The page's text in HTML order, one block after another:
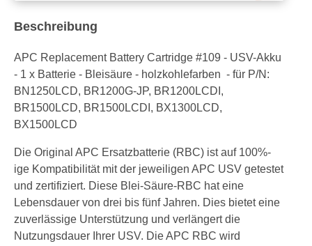
Beschreibung
APC Replacement Battery Cartridge #109 - USV-Akku
- 1 x Batterie - Bleisäure - holzkohlefarben - für P/N:
BN1250LCD, BR1200G-JP, BR1200LCDI,
BR1500LCD, BR1500LCDI, BX1300LCD,
BX1500LCD
Die Original APC Ersatzbatterie (RBC) ist auf 100%-
ige Kompatibilität mit der jeweiligen APC USV getestet
und zertifiziert. Diese Blei-Säure-RBC hat eine
Lebensdauer von drei bis fünf Jahren. Dies bietet eine
zuverlässige Unterstützung und verlängert die
Nutzungsdauer Ihrer USV. Die APC RBC wird